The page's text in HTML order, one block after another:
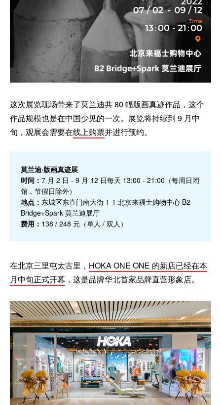
这次展览现场带来了莫兰迪共 80 幅版画真迹作品，这个
作品规模也是在中国少见的一次。展览将持续到 9 月中
旬，观展会需要在线上购票并进行预约。
莫兰迪·版画真迹展
时间： 7 月 2 日 - 9 月 12 日每天 13:00 - 21:00（每周日闭
馆，节假日除外）
地点： 东城区东直门南大街 1-1 北京来福士购物中心 B2
Bridge+Spark 莫兰迪展厅
费用： 138 / 248 元（单人 / 双人）
在北京三里屯太古里， HOKA ONE ONE 的新店已经在本
月中旬正式开幕 ，这是品牌华北首家品牌直营形象店。